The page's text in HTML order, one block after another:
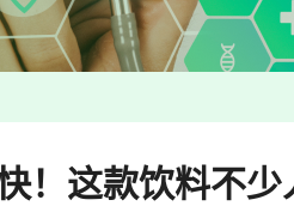
！这款饮料不